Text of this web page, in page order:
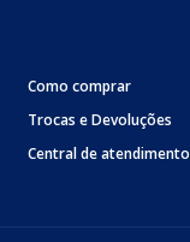
Como comprar
Trocas e Devoluções
Central de atendimento